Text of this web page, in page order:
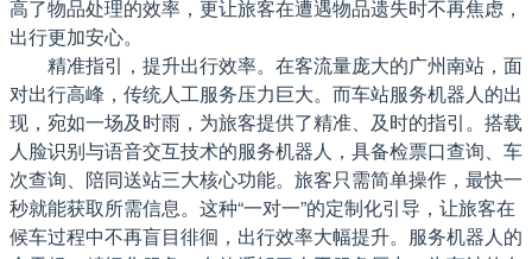
高了物品处理的效率，更让旅客在遭遇物品遗失时不再焦虑，
出行更加安心。
精准指引，提升出行效率。在客流量庞大的广州南站，面
对出行高峰，传统人工服务压力巨大。而车站服务机器人的出
现，宛如一场及时雨，为旅客提供了精准、及时的指引。搭载
人脸识别与语音交互技术的服务机器人，具备检票口查询、车
次查询、陪同送站三大核心功能。旅客只需简单操作，最快一
秒就能获取所需信息。这种“一对一”的定制化引导，让旅客在
候车过程中不再盲目徘徊，出行效率大幅提升。服务机器人的